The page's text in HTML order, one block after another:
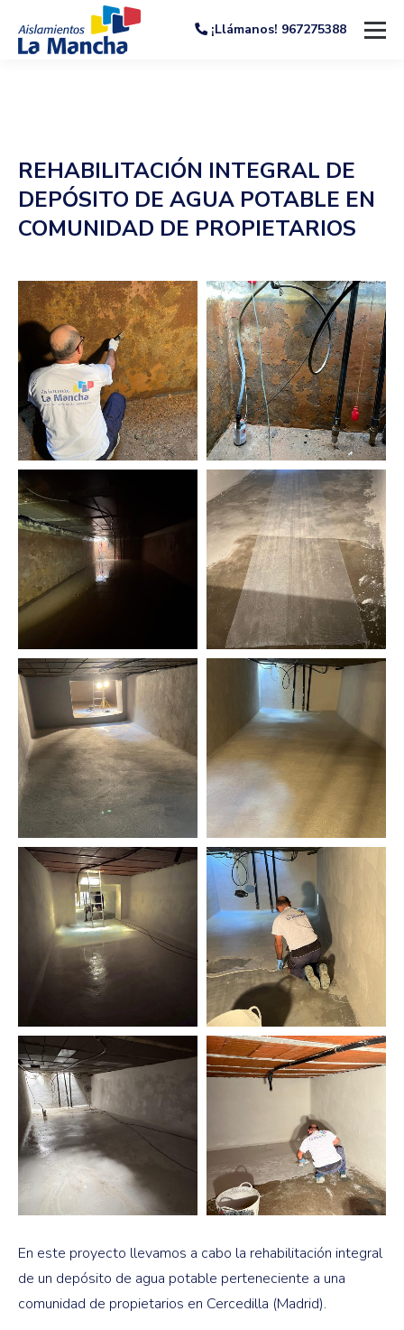
¡Llámanos! 967275388
REHABILITACIÓN INTEGRAL DE
DEPÓSITO DE AGUA POTABLE EN
COMUNIDAD DE PROPIETARIOS
En este proyecto llevamos a cabo la rehabilitación integral
de un depósito de agua potable perteneciente a una
comunidad de propietarios en Cercedilla (Madrid).